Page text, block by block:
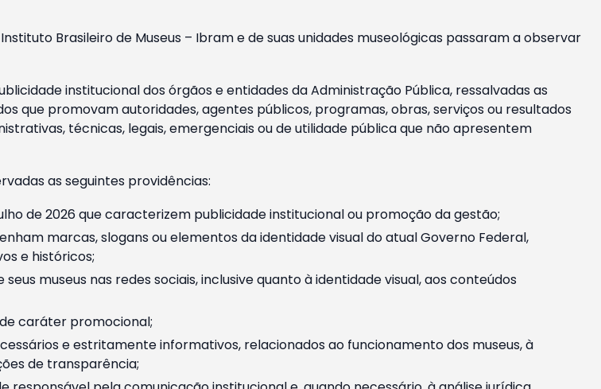
Brasileiro de Museus – Ibram e de suas unidades museológicas passaram a observar
institucional dos órgãos e entidades da Administração Pública, ressalvadas as
que promovam autoridades, agentes públicos, programas, obras, serviços ou resultados
técnicas, legais, emergenciais ou de utilidade pública que não apresentem
as seguintes providências:
de 2026 que caracterizem publicidade institucional ou promoção da gestão;
marcas, slogans ou elementos da identidade visual do atual Governo Federal,
e históricos;
museus nas redes sociais, inclusive quanto à identidade visual, aos conteúdos
caráter promocional;
e estritamente informativos, relacionados ao funcionamento dos museus, à
de transparência;